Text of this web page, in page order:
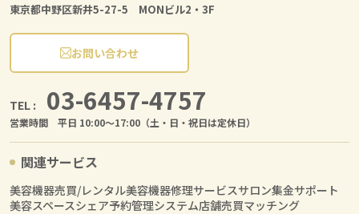
東京都中野区新井5-27-5 MONビル2・3F
お問い合わせ
TEL : 03-6457-4757
営業時間 平日 10:00〜17:00（土・日・祝日は定休日）
関連サービス
美容機器売買/レンタル美容機器修理サービスサロン集金サポート
美容スペースシェア予約管理システム店舗売買マッチング